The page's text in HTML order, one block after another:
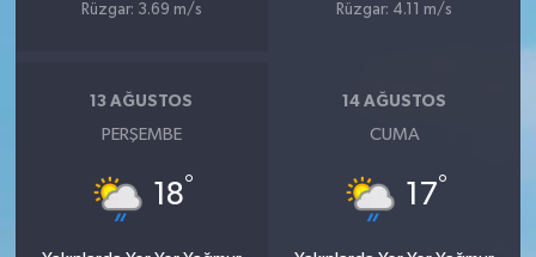
Rüzgar: 3.69 m/s
Rüzgar: 4.11 m/s
13 AĞUSTOS
PERŞEMBE
18°
14 AĞUSTOS
CUMA
17°